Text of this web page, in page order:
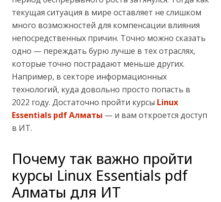
текущая ситуация в мире оставляет не слишком
много возможностей для компенсации влияния
непосредственных причин. Точно можно сказать
одно — переждать бурю лучше в тех отраслях,
которые точно пострадают меньше других.
Например, в секторе информационных
технологий, куда довольно просто попасть в
2022 году. Достаточно пройти курсы Linux
Essentials pdf Алматы — и вам откроется доступ
в ИТ.
Почему так важно пройти
курсы Linux Essentials pdf
Алматы для ИТ